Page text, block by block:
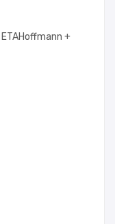
ETAHoffmann +